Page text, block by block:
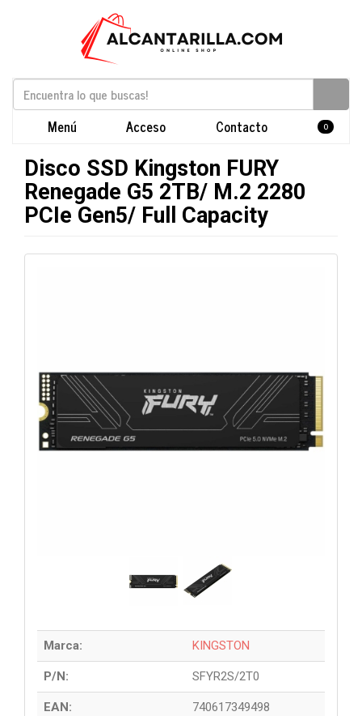
Menú Acceso Contacto 0
Disco SSD Kingston FURY
Renegade G5 2TB/ M.2 2280
PCIe Gen5/ Full Capacity
Marca: KINGSTON
P/N: SFYR2S/2T0
EAN: 740617349498